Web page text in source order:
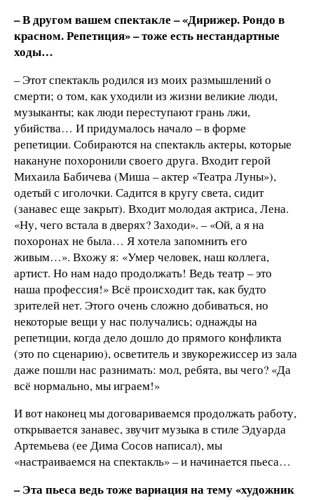
– В другом вашем спектакле – «Дирижер. Рондо в
красном.Репетиция» – тоже есть нестандартные
ходы…
– Этот спектакль родился из моих размышлений о
смерти; о том, как уходили из жизни великие люди,
музыканты; как люди переступают грань лжи,
убийства… И придумалось начало – в форме
репетиции. Собираются на спектакль актеры, которые
накануне похоронили своего друга. Входит герой
Михаила Бабичева (Миша – актер «Театра Луны»),
одетый с иголочки. Садится в кругу света, сидит
(занавес еще закрыт). Входит молодая актриса, Лена.
«Ну, чего встала в дверях? Заходи». – «Ой, а я на
похоронах не была… Я хотела запомнить его
живым…». Вхожу я: «Умер человек, наш коллега,
артист. Но нам надо продолжать! Ведь театр – это
наша профессия!» Всё происходит так, как будто
зрителей нет. Этого очень сложно добиваться, но
некоторые вещи у нас получались; однажды на
репетиции, когда дело дошло до прямого конфликта
(это по сценарию), осветитель и звукорежиссер из зала
даже пошли нас разнимать: мол, ребята, вы чего? «Да
всё нормально, мы играем!»
И вот наконец мы договариваемся продолжать работу,
открывается занавес, звучит музыка в стиле Эдуарда
Артемьева (ее Дима Сосов написал), мы
«настраиваемся на спектакль» – и начинается пьеса…
– Эта пьеса ведь тоже вариация на тему «художник